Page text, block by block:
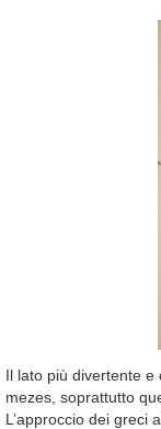
Il lato più divertente
mezes, soprattutto
L’approccio dei